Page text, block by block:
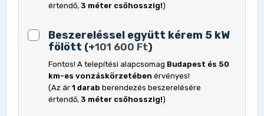
értendő, 3 méter csőhosszig!)
Beszereléssel együtt kérem 5 kW
fölött (+101 600 Ft)
Fontos! A telepítési alapcsomag Budapest és 50
km-es vonzáskörzetében érvényes!
(Az ár 1 darab berendezés beszerelésére
értendő, 3 méter csőhosszig!)